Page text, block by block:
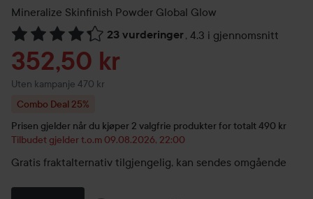
Mineralize Skinfinish Powder Global Glow
23 vurderinger, 4.3 i gjennomsnitt
Gå til Vurderinger & anmeldelser
Tilbudspris
352,50 kr
Uten kampanje 470 kr
Combo Deal 25%
Prisen gjelder når du kjøper 2 valgfrie produkter for totalt 490 kr
Tilbudet gjelder t.o.m 09.08.2026, 22:00
Gratis fraktalternativ tilgjengelig, kan sendes omgående